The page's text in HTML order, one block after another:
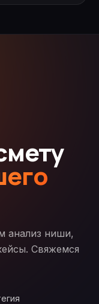
анализ ниши,
Свяжемся